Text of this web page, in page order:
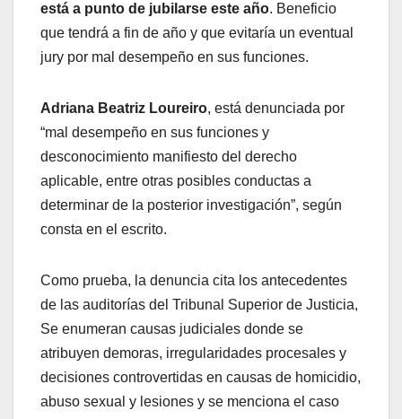
está a punto de jubilarse este año. Beneficio
que tendrá a fin de año y que evitaría un eventual
jury por mal desempeño en sus funciones.
Adriana Beatriz Loureiro, está denunciada por
“mal desempeño en sus funciones y
desconocimiento manifiesto del derecho
aplicable, entre otras posibles conductas a
determinar de la posterior investigación”, según
consta en el escrito.
Como prueba, la denuncia cita los antecedentes
de las auditorías del Tribunal Superior de Justicia,
Se enumeran causas judiciales donde se
atribuyen demoras, irregularidades procesales y
decisiones controvertidas en causas de homicidio,
abuso sexual y lesiones y se menciona el caso